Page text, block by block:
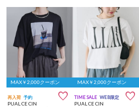
MAX￥2,000クーポン
再入荷 予約 
PUAL CE CIN
MAX￥2,000クーポン
TIME SALE WEB限定 
PUAL CE CIN